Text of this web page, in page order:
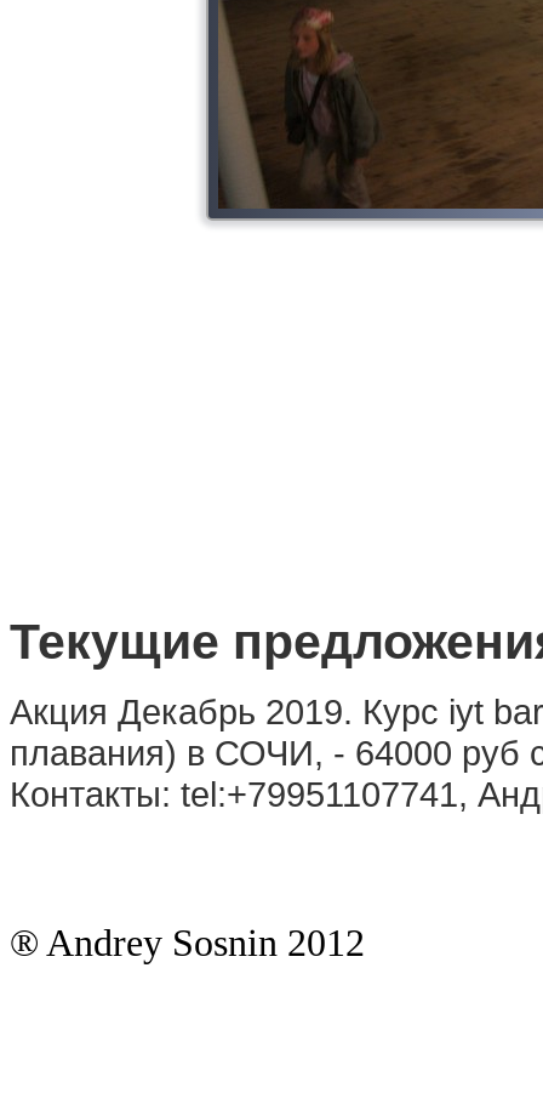
Текущие
Акция Декабрь 2019. Курс iyt
плавания) в СОЧИ, - 64000 руб
Контакты: tel:+79951107741,
® Andrey Sosnin 2012